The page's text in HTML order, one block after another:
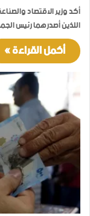
أكد وزير الاقتصاد
اللذين أصدرهما رئيس
أكمل القراءة »